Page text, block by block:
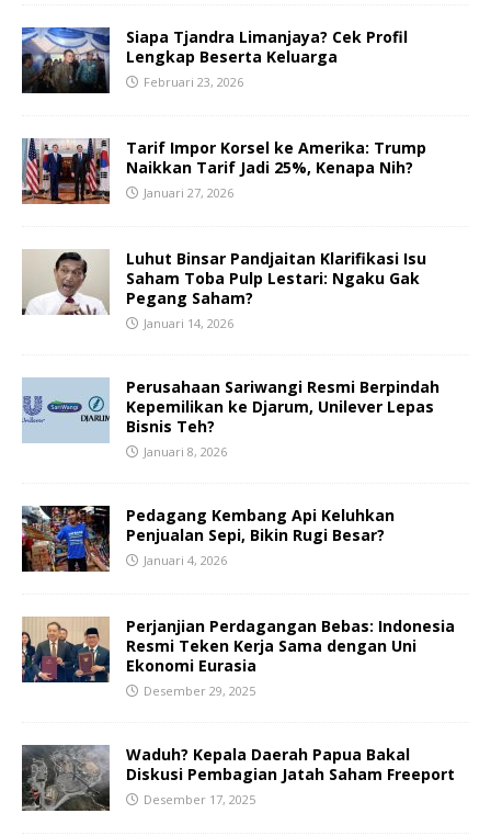
Siapa Tjandra Limanjaya? Cek Profil
Lengkap Beserta Keluarga
Februari 23, 2026
Tarif Impor Korsel ke Amerika: Trump
Naikkan Tarif Jadi 25%, Kenapa Nih?
Januari 27, 2026
Luhut Binsar Pandjaitan Klarifikasi Isu
Saham Toba Pulp Lestari: Ngaku Gak
Pegang Saham?
Januari 14, 2026
Perusahaan Sariwangi Resmi Berpindah
Kepemilikan ke Djarum, Unilever Lepas
Bisnis Teh?
Januari 8, 2026
Pedagang Kembang Api Keluhkan
Penjualan Sepi, Bikin Rugi Besar?
Januari 4, 2026
Perjanjian Perdagangan Bebas: Indonesia
Resmi Teken Kerja Sama dengan Uni
Ekonomi Eurasia
Desember 29, 2025
Waduh? Kepala Daerah Papua Bakal
Diskusi Pembagian Jatah Saham Freeport
Desember 17, 2025